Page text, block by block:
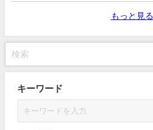
もっと見る
キーワード